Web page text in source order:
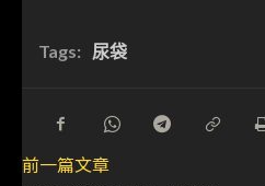
Tags: 尿袋
前一篇文章